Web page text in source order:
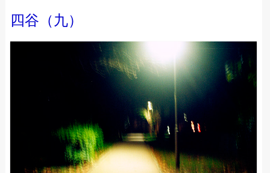
四谷（九）